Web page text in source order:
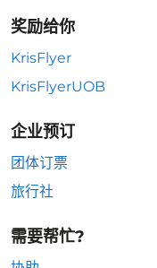
奖励给你
KrisFlyer
KrisFlyerUOB
企业预订
团体订票
旅行社
需要帮忙?